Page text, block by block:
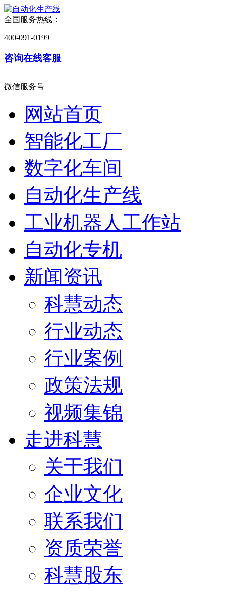
全国服务热线：
400-091-0199
咨询在线客服
微信服务号
网站首页
智能化工厂
数字化车间
自动化生产线
工业机器人工作站
自动化专机
新闻资讯
科慧动态
行业动态
行业案例
政策法规
视频集锦
走进科慧
关于我们
企业文化
联系我们
资质荣誉
科慧股东